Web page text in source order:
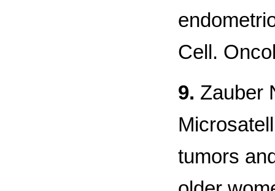
Cell.
9. Zauber
tumors